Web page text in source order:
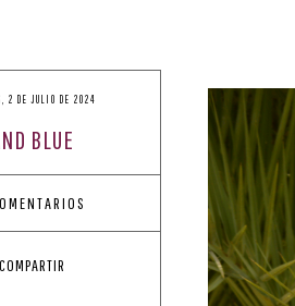
2 DE JULIO DE 2024
BLUE
COMPARTIR